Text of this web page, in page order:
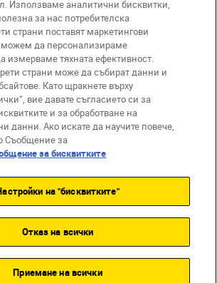
Sites
Съобщение за поверителност
бисквитки
бисквитките
Back to top
Използваме аналитични бисквитки,
за нас потребителска
страни поставят маркетингови
можем да персонализираме
измерваме тяхната ефективност.
страни може да събират данни и
Като щракнете върху
вие давате съгласието си за
и за обработване на
данни. Ако искате да научите повече,
Съобщение за
за бисквитките
на "бисквитките"
Отказ на всички
Приемане на всички